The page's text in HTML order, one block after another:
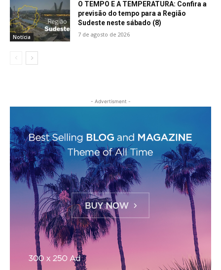
Notícia
O TEMPO E A TEMPERATURA: Confira a
previsão do tempo para a Região
Sudeste neste sábado (8)
7 de agosto de 2026
- Advertisment -